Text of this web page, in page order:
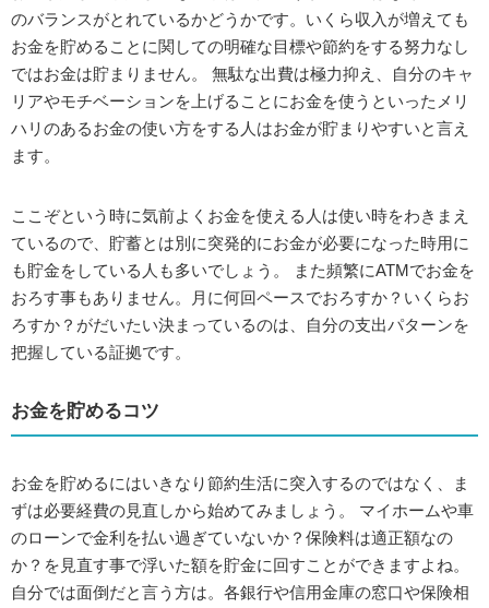
のバランスがとれているかどうかです。いくら収入が増えても
お金を貯めることに関しての明確な目標や節約をする努力なし
ではお金は貯まりません。 無駄な出費は極力抑え、自分のキャ
リアやモチベーションを上げることにお金を使うといったメリ
ハリのあるお金の使い方をする人はお金が貯まりやすいと言え
ます。
ここぞという時に気前よくお金を使える人は使い時をわきまえ
ているので、貯蓄とは別に突発的にお金が必要になった時用に
も貯金をしている人も多いでしょう。 また頻繁にATMでお金を
おろす事もありません。月に何回ペースでおろすか？いくらお
ろすか？がだいたい決まっているのは、自分の支出パターンを
把握している証拠です。
お金を貯めるコツ
お金を貯めるにはいきなり節約生活に突入するのではなく、ま
ずは必要経費の見直しから始めてみましょう。 マイホームや車
のローンで金利を払い過ぎていないか？保険料は適正額なの
か？を見直す事で浮いた額を貯金に回すことができますよね。
自分では面倒だと言う方は。各銀行や信用金庫の窓口や保険相